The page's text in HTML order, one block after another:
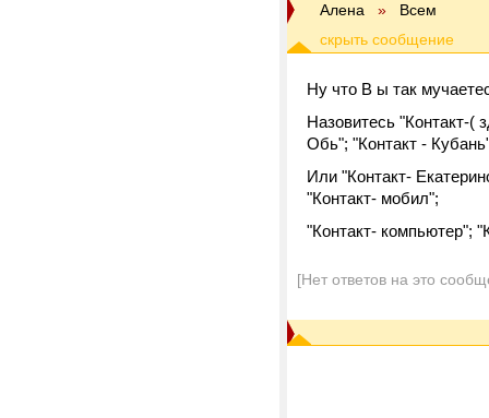
Алена » Всем
Ну что В ы так
Назовитесь "Контакт-(
Обь"; "Контакт -
Или "Контакт-
"Контакт- мобил";
"Контакт- компьютер";
[Нет ответов на это